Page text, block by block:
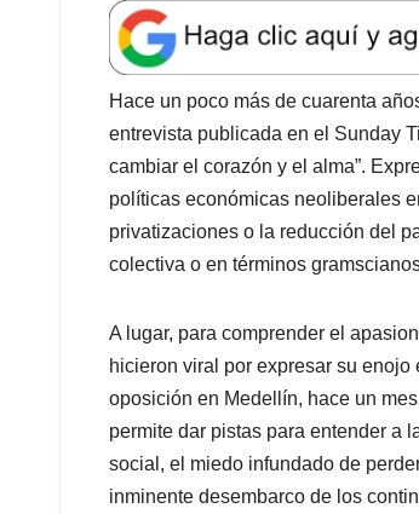
a
t
s
A
p
p
e
b
o
o
k
k
e
d
I
n
l
e
a
d
s
Hace un poco más de cuarenta
entrevista publicada en el Sunday
cambiar el corazón y el alma”.
políticas económicas neoliberales
privatizaciones o la reducción del
colectiva o en términos
A lugar, para comprender el
hicieron viral por expresar su
oposición en Medellín, hace un
permite dar pistas para entender a
social, el miedo infundado de
inminente desembarco de los